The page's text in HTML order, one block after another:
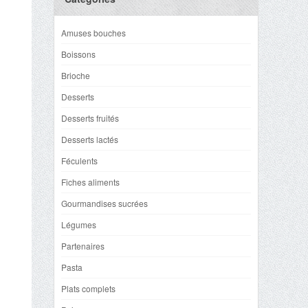
Amuses bouches
Boissons
Brioche
Desserts
Desserts fruités
Desserts lactés
Féculents
Fiches aliments
Gourmandises sucrées
Légumes
Partenaires
Pasta
Plats complets